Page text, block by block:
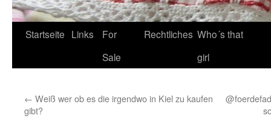
Startseite Links
For
Sale
Rechtliches Who´s that
girl
← Weiß wer ob es die irgendwo in Kiel zu kaufen
gibt?